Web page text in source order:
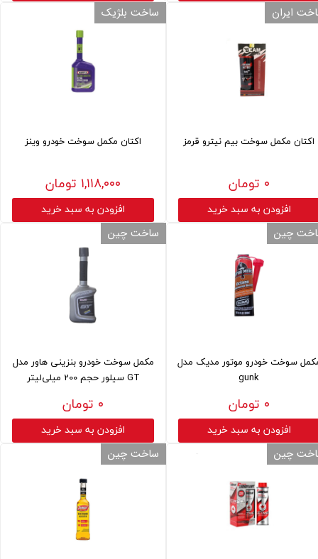
اکتان مکمل سوخت بیم نیترو قرمز
۰ تومان
افزودن به سبد خرید
ایران
اکتان مکمل سوخت خودرو وینز
۱,۱۱۸,۰۰۰ تومان
افزودن به سبد خرید
ساخت بلژیک
سوخت خودرو موتور مدیک مدل
gunk
۰ تومان
افزودن به سبد خرید
چین
مکمل سوخت خودرو بنزینی هاور مدل
GT سیلور حجم 200 میلی‌لیتر
۰ تومان
افزودن به سبد خرید
ساخت چین
چین ساخت چین